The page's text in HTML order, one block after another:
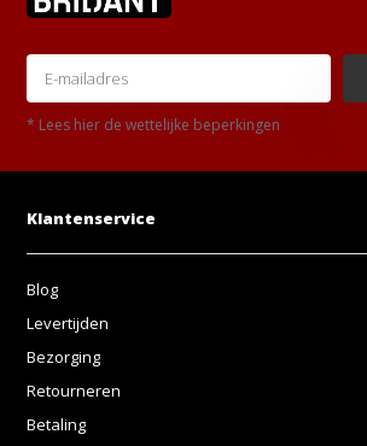
* Lees hier de wettelijke beperkingen
Klantenservice
Blog
Levertijden
Bezorging
Retourneren
Betaling